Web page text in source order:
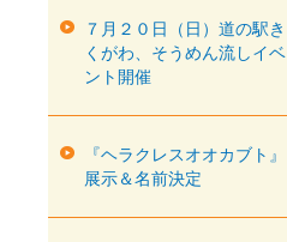
７月２０日（日）道の駅き
くがわ、そうめん流しイベ
ント開催
『ヘラクレスオオカブト』
展示＆名前決定